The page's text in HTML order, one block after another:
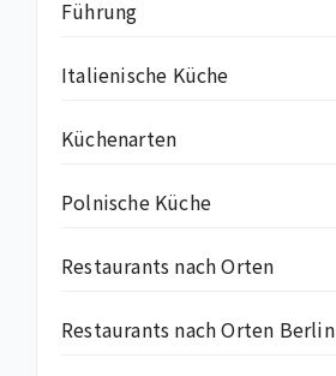
Führung
Italienische Küche
Küchenarten
Polnische Küche
Restaurants nach Orten
Restaurants nach Orten Berlin